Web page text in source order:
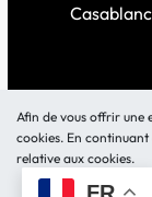
Afin de vous offrir une
cookies. En
relative aux cookies.